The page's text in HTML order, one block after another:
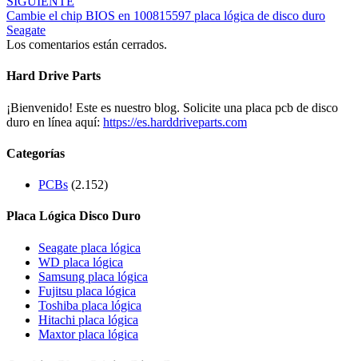
Cambie el chip BIOS en 100815597 placa lógica de disco duro
Seagate
Los comentarios están cerrados.
Hard Drive Parts
¡Bienvenido! Este es nuestro blog. Solicite una placa pcb de disco
duro en línea aquí: https://es.harddriveparts.com
Categorías
PCBs (2.152)
Placa Lógica Disco Duro
Seagate placa lógica
WD placa lógica
Samsung placa lógica
Fujitsu placa lógica
Toshiba placa lógica
Hitachi placa lógica
Maxtor placa lógica